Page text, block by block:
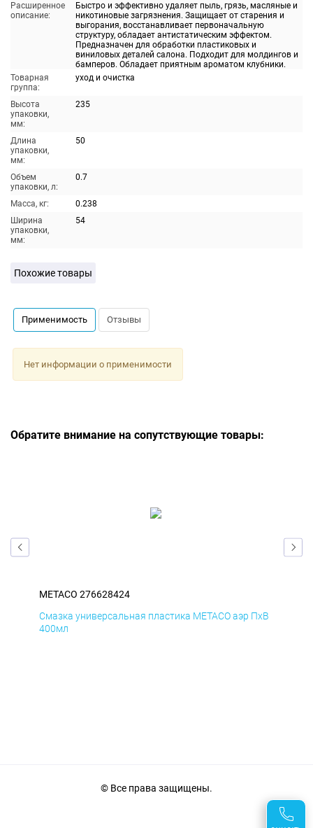
Расширенное
описание:
Быстро и эффективно удаляет пыль, грязь, масляные и
никотиновые загрязнения. Защищает от старения и
выгорания, восстанавливает первоначальную
структуру, обладает антистатическим эффектом.
Предназначен для обработки пластиковых и
виниловых деталей салона. Подходит для молдингов и
бамперов. Обладает приятным ароматом клубники.
Товарная
группа:
уход и очистка
Высота
упаковки,
мм:
235
Длина
упаковки,
мм:
50
Объем
упаковки, л:
0.7
Масса, кг:
0.238
Ширина
упаковки,
мм:
54
Похожие товары
Применимость Отзывы
Нет информации о применимости
Обратите внимание на сопутствующие товары:
METACO 276628424
Смазка универсальная пластика METACO аэр ПхВ
400мл
© Все права защищены.